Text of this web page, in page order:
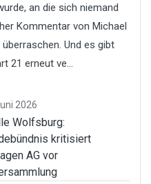
an die sich niemand
Kommentar von Michael
Und es gibt
21 erneut ve...
2026
Wolfsburg:
kritisiert
AG vor